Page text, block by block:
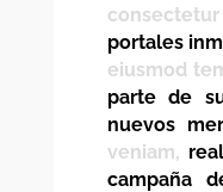
portales
eiusmod
parte de
nuevos
veniam,
campaña